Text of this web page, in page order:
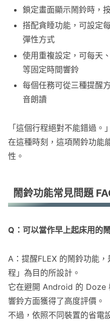
鎖定畫面顯示鬧鈴時，
搭配貪睡功能，可設定
彈性方式
使用重複設定，可每天
等固定時間響鈴
每個任務可從三種提醒
音朗讀
「這個行程絕對不能錯過。」
在這種時刻，這項鬧鈴功能
性。
鬧鈴功能常見問題
Q：可以當作早上起床用的
A：提醒FLEX 的鬧鈴功能
程」為目的所設計。
它在避開 Android 的 Doze
響鈴方面獲得了高度評價。
不過，依照不同裝置的省電